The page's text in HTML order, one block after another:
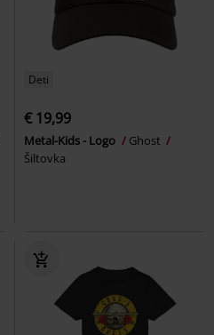
Deti
€ 19,99
Metal-Kids - Logo
Ghost
Šiltovka